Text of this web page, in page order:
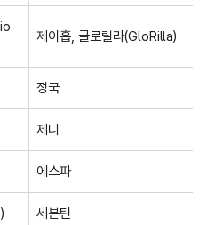
제이홉, 글로릴라(GloRilla)
정국
제니
에스파
세븐틴